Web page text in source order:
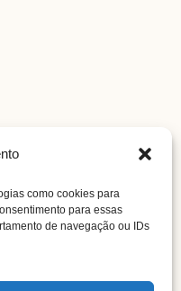
como cookies para
para essas
de navegação ou IDs